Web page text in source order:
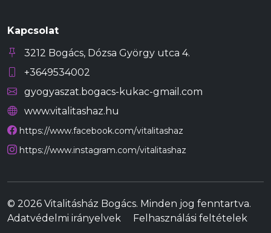
Kapcsolat
3212 Bogács, Dózsa György utca 4.
+3649534002
gyogyaszat.bogacs-kukac-gmail.com
www.vitalitashaz.hu
https://www.facebook.com/vitalitashaz
https://www.instagram.com/vitalitashaz
© 2026 Vitalitásház Bogács. Minden jog fenntartva.
Adatvédelmi irányelvek
Felhasználási feltételek